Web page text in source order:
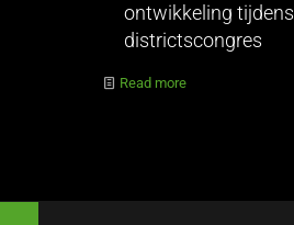
ontwikkeling tijdens
districtscongres
Read more